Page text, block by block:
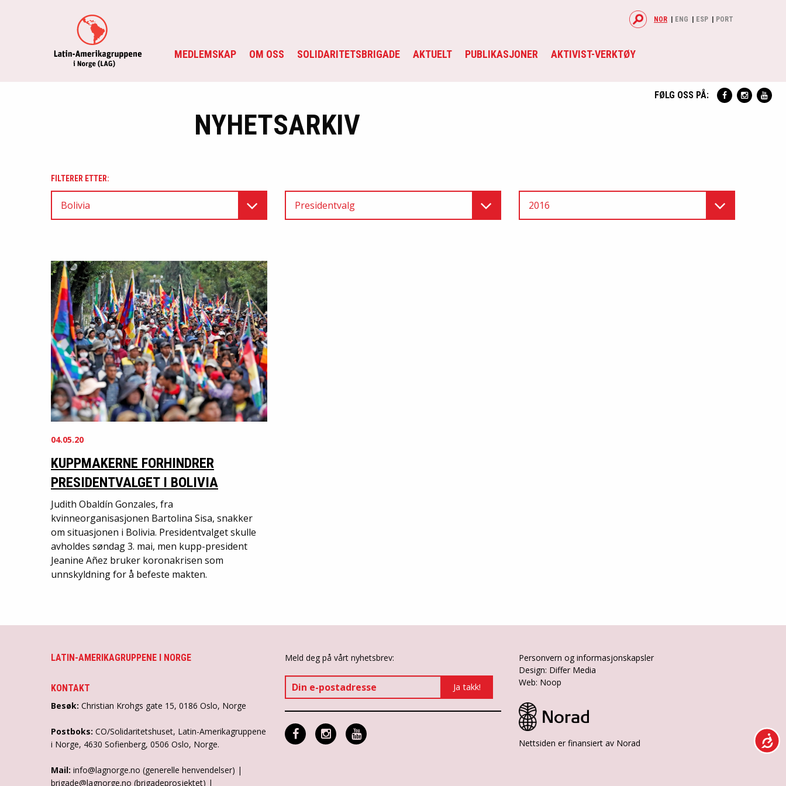
MEDLEMSKAP OM OSS SOLIDARITETSBRIGADE AKTUELT PUBLIKASJONER AKTIVIST-VERKTØY
NOR ENG ESP PORT
FØLG OSS PÅ:
NYHETSARKIV
FILTERER ETTER:
Bolivia Presidentvalg 2016
04.05.20
KUPPMAKERNE FORHINDRER
PRESIDENTVALGET I BOLIVIA
Judith Obaldín Gonzales, fra
kvinneorganisasjonen Bartolina Sisa, snakker
om situasjonen i Bolivia. Presidentvalget skulle
avholdes søndag 3. mai, men kupp-president
Jeanine Añez bruker koronakrisen som
unnskyldning for å befeste makten.
LATIN-AMERIKAGRUPPENE I NORGE
KONTAKT
Besøk: Christian Krohgs gate 15, 0186 Oslo, Norge
Postboks: CO/Solidaritetshuset, Latin-Amerikagruppene
i Norge, 4630 Sofienberg, 0506 Oslo, Norge.
Mail: info@lagnorge.no (generelle henvendelser) |
brigade@lagnorge.no (brigadeprosjektet) |
Meld deg på vårt nyhetsbrev:
Personvern og informasjonskapsler
Design: Differ Media
Web: Noop
Nettsiden er finansiert av Norad